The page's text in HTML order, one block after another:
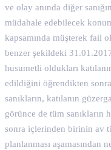
ve olay anında diğer
müdahale edebilecek
kapsamında müşterek fail
benzer şekildeki
husumetli oldukları
edildiğini öğrendikten sonra
sanıkların, katılanın
görünce de tüm sanıkların
sonra içlerinden birinin av
planlanması aşamasından